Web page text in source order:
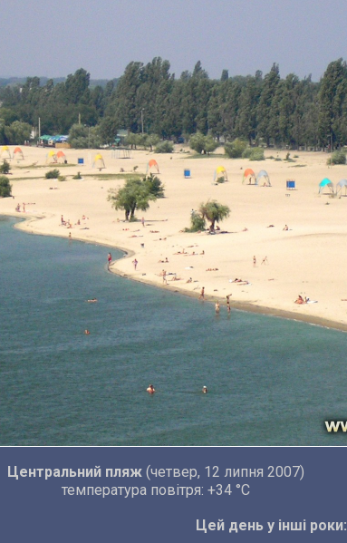
Центральний пляж(четвер, 12 липня 2007)
температура повітря: +34 °C
Цей день у інші роки: